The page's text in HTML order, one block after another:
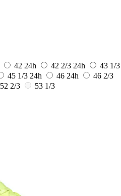
42 24h 42 2/3 24h
43 1/3
45 1/3 24h 46 24h
46 2/3
52 2/3
53 1/3